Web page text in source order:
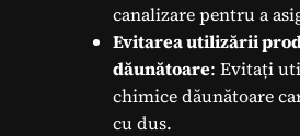
canalizare pentru a
Evitarea utilizării
dăunătoare: Evitați
chimice dăunătoare
cu dus.